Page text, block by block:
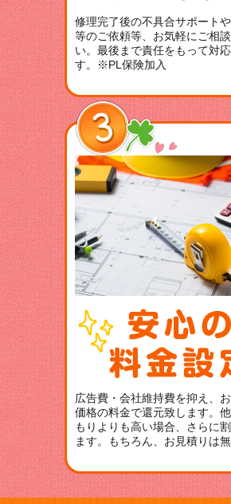
修理完了後の不具合サポート
等のご依頼等、お気軽にご相
い。最後まで責任をもって対
す。※PL保険加入
広告費・会社維持費を抑え、
価格の料金で還元致します。
もりよりも高い場合、さらに
ます。もちろん、お見積りは無